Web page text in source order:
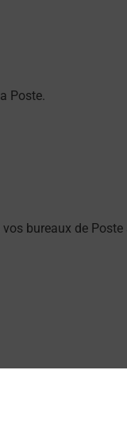
Poste.
bureaux de Poste